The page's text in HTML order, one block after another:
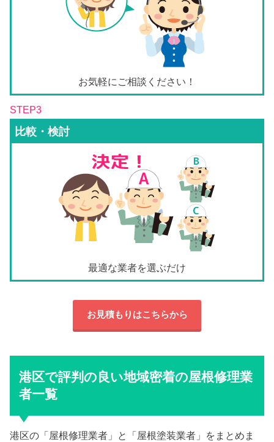
お気軽にご相談ください！
STEP3
比較・検討
最適な業者を選ぶだけ
お見積もりはこちらから
港区で評判の良い地域密着の屋根修理業
者一覧
港区の「屋根修理業者」と「屋根塗装業者」をまとめま